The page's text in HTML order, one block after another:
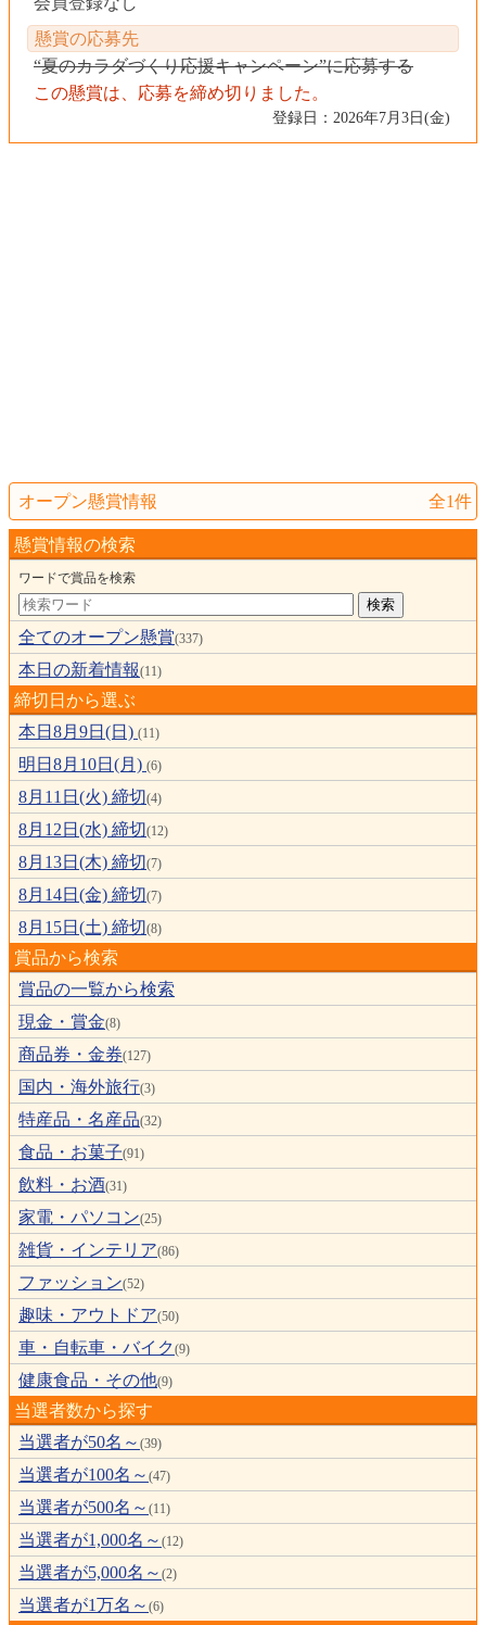
懸賞の応募先
“夏のカラダづくり応援キャンペーン”に応募する
この懸賞は、応募を締め切りました。
登録日：2026年7月3日(金)
オープン懸賞情報 全1件
懸賞情報の検索
ワードで賞品を検索
全てのオープン懸賞(337)
本日の新着情報(11)
締切日から選ぶ
本日8月9日(日) (11)
明日8月10日(月) (6)
8月11日(火) 締切(4)
8月12日(水) 締切(12)
8月13日(木) 締切(7)
8月14日(金) 締切(7)
8月15日(土) 締切(8)
賞品から検索
賞品の一覧から検索
現金・賞金(8)
商品券・金券(127)
国内・海外旅行(3)
特産品・名産品(32)
食品・お菓子(91)
飲料・お酒(31)
家電・パソコン(25)
雑貨・インテリア(86)
ファッション(52)
趣味・アウトドア(50)
車・自転車・バイク (9)
健康食品・その他(9)
当選者数から探す
当選者が50名～ (39)
当選者が100名～ (47)
当選者が500名～ (11)
当選者が1,000名～ (12)
当選者が5,000名～ (2)
当選者が1万名～ (6)